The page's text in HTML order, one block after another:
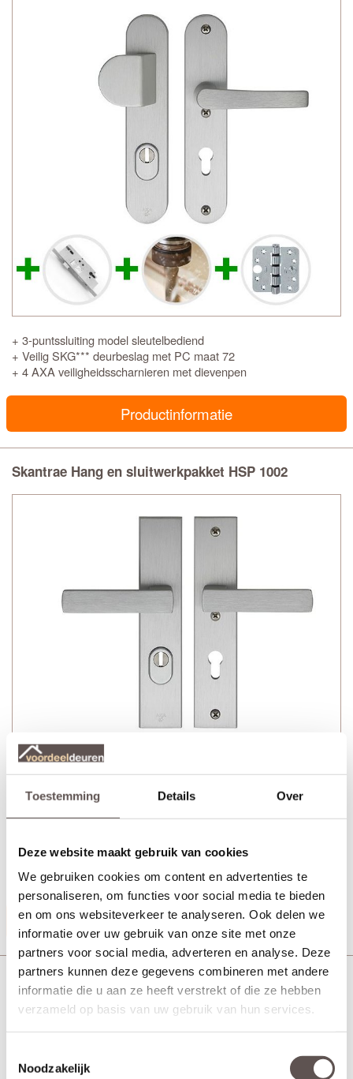
Toestemming Details Over
Deze website maakt gebruik van cookies
We gebruiken cookies om content en advertenties te
personaliseren, om functies voor social media te bieden
en om ons websiteverkeer te analyseren. Ook delen we
informatie over uw gebruik van onze site met onze
partners voor social media, adverteren en analyse. Deze
partners kunnen deze gegevens combineren met andere
informatie die u aan ze heeft verstrekt of die ze hebben
verzameld op basis van uw gebruik van hun services.
Noodzakelijk
+ 3-puntssluiting model sleutelbediend
+ Veilig SKG*** deurbeslag met PC maat 72
+ 4 AXA veiligheidsscharnieren met dievenpen
Productinformatie
Skantrae Hang en sluitwerkpakket HSP 1002
+ 3-puntssluiting model krukbediend
+ Veilig SKG*** deurbeslag met PC maat 72
+ 4 AXA veiligheidsscharnieren met dievenpen
Productinformatie
Skantrae Hang en sluitwerkpakket HSP 1003